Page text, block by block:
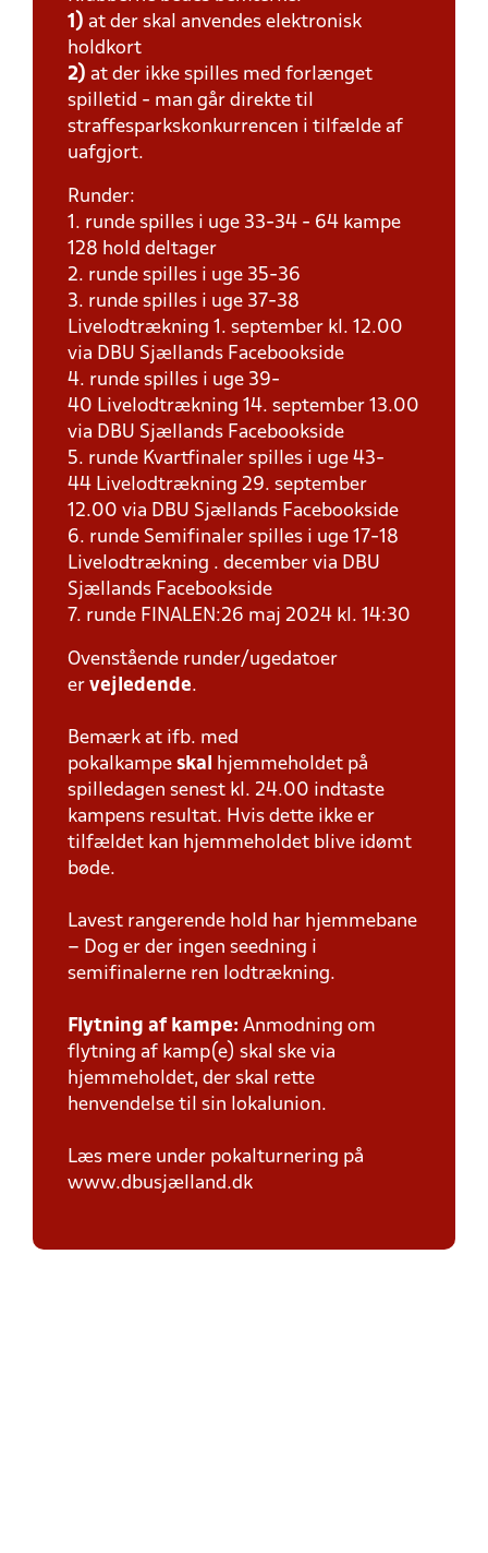
1) at der skal anvendes elektronisk
holdkort
2) at der ikke spilles med forlænget
spilletid - man går direkte til
straffesparkskonkurrencen i tilfælde af
uafgjort.
Runder:
1. runde spilles i uge 33-34 - 64 kampe
128 hold deltager
2. runde spilles i uge 35-36
3. runde spilles i uge 37-38
Livelodtrækning 1. september kl. 12.00
via DBU Sjællands Facebookside
4. runde spilles i uge 39-
40 Livelodtrækning 14. september 13.00
via DBU Sjællands Facebookside
5. runde Kvartfinaler spilles i uge 43-
44 Livelodtrækning 29. september
12.00 via DBU Sjællands Facebookside
6. runde Semifinaler spilles i uge 17-18
Livelodtrækning . december via DBU
Sjællands Facebookside
7. runde FINALEN:26 maj 2024 kl. 14:30
Ovenstående runder/ugedatoer
er vejledende.
Bemærk at ifb. med
pokalkampe skal
hjemmeholdet på
spilledagen senest kl. 24.00 indtaste
kampens resultat. Hvis dette ikke er
tilfældet kan hjemmeholdet blive idømt
bøde.
Lavest rangerende hold har hjemmebane
– Dog er der ingen seedning i
semifinalerne ren lodtrækning.
Flytning af kampe: Anmodning om
flytning af kamp(e) skal ske via
hjemmeholdet, der skal rette
henvendelse til sin lokalunion.
Læs mere under pokalturnering på
www.dbusjælland.dk